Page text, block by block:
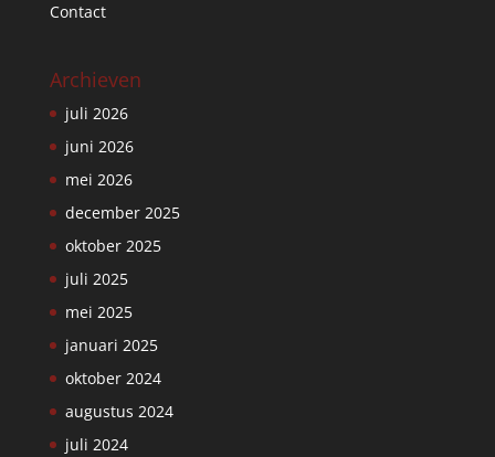
Contact
Archieven
juli 2026
juni 2026
mei 2026
december 2025
oktober 2025
juli 2025
mei 2025
januari 2025
oktober 2024
augustus 2024
juli 2024